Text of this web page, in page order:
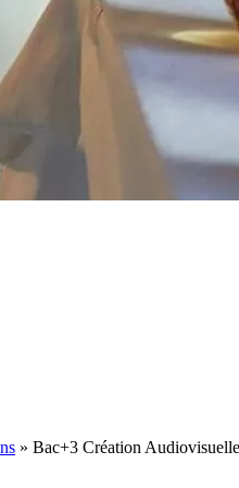
» Bac+3 Création Audiovisuelle